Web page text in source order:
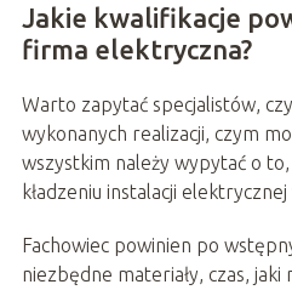
Jakie kwalifikacje
firma elektryczna?
Warto zapytać specjalistów,
wykonanych realizacji, czym
wszystkim należy wypytać o
kładzeniu instalacji
Fachowiec powinien po
niezbędne materiały, czas, jaki